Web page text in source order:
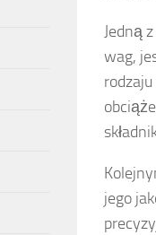
Jedną
wag,
jego